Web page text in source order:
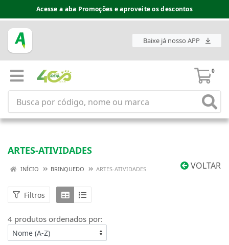
Acesse a aba Promoções e aproveite os descontos
Baixe já nosso APP
0
ARTES-ATIVIDADES
VOLTAR
INÍCIO BRINQUEDO ARTES-ATIVIDADES
Filtros
4 produtos ordenados por: